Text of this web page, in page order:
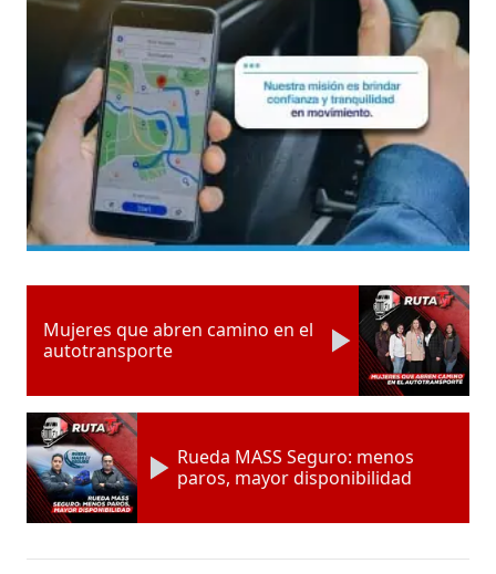
Mujeres que abren camino en el
autotransporte
Rueda MASS Seguro: menos
paros, mayor disponibilidad